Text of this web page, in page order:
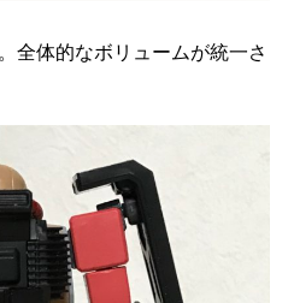
全体的なボリュームが統一さ